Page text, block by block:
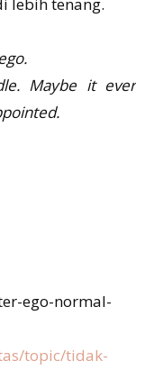
lebih tenang.
Maybe it ever
ego-normal-
topic/tidak-